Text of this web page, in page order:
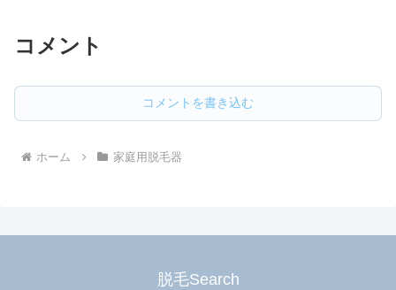
コメント
コメントを書き込む
ホーム 家庭用脱毛器
脱毛Search